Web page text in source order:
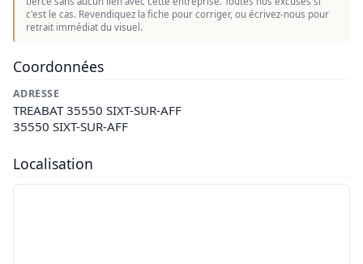
c'est le cas. Revendiquez la fiche pour corriger, ou écrivez-nous pour
retrait immédiat du visuel.
Coordonnées
ADRESSE
TREABAT 35550 SIXT-SUR-AFF
35550 SIXT-SUR-AFF
Localisation